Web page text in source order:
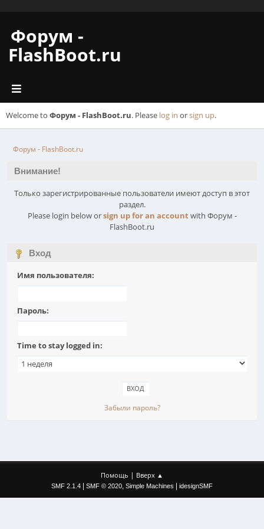
Форум -
FlashBoot.ru
Welcome to Форум - FlashBoot.ru. Please log in orsign up.
Форум - FlashBoot.ru
Внимание!
Только зарегистрированные пользователи имеют доступ в этот
раздел.
Please login below orsign up for an accountwith Форум -
FlashBoot.ru
Вход
Имя пользователя:
Пароль:
Time to stay logged in:
Забыли пароль?
Помощь | Вверх ▲
SMF 2.1.4 SMF © 2020, Simple Machines idesignSMF